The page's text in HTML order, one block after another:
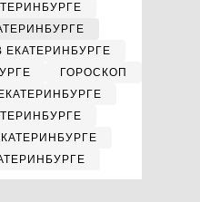
ГОРОСКОП